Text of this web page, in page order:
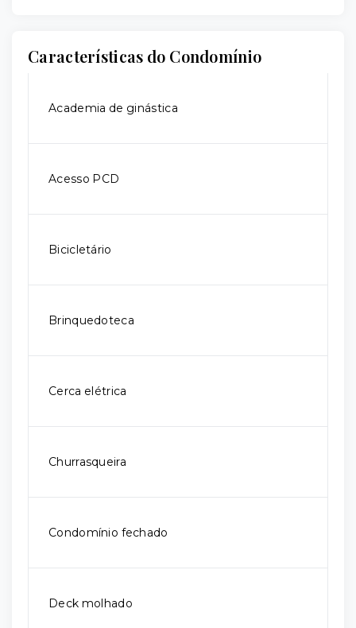
Características do Condomínio
Academia de ginástica
Acesso PCD
Bicicletário
Brinquedoteca
Cerca elétrica
Churrasqueira
Condomínio fechado
Deck molhado